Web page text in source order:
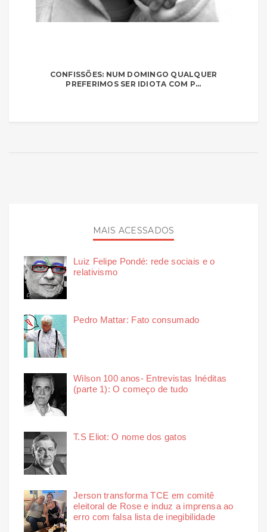
CONFISSÕES: NUM DOMINGO QUALQUER
PREFERIMOS SER IDIOTA COM P...
MAIS ACESSADOS
Luiz Felipe Pondé: rede sociais e o
relativismo
Pedro Mattar: Fato consumado
Wilson 100 anos- Entrevistas Inéditas
(parte 1): O começo de tudo
T.S Eliot: O nome dos gatos
Jerson transforma TCE em comitê
eleitoral de Rose e induz a imprensa ao
erro com falsa lista de inegibilidade